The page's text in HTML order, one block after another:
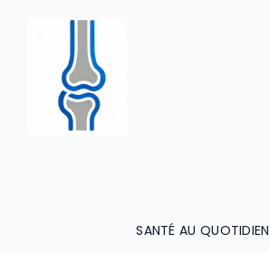
SANTÉ AU QUOTIDIEN